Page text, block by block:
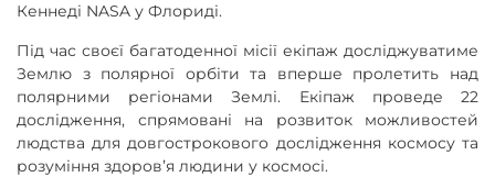
Кеннеді NASA у Флориді.
Під час своєї багатоденної місії екіпаж досліджуватиме
Землю з полярної орбіти та вперше пролетить над
полярними регіонами Землі. Екіпаж проведе 22
дослідження, спрямовані на розвиток можливостей
людства для довгострокового дослідження космосу та
розуміння здоровʼя людини у космосі.